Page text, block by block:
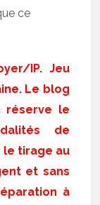
ce
IP. Jeu
Le blog
réserve le
de
le tirage au
et sans
à